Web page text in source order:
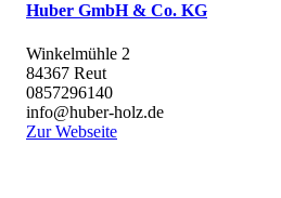
Huber GmbH & Co. KG
Winkelmühle 2
84367 Reut
0857296140
info@huber-holz.de
Zur Webseite